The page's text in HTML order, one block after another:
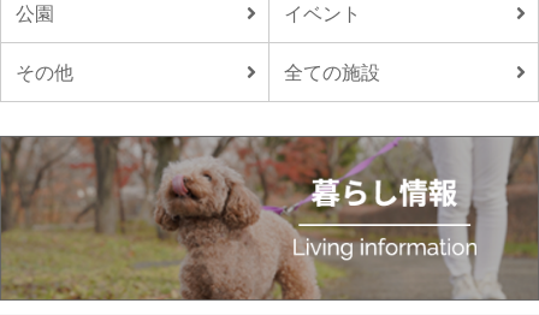
公園 イベント
その他 全ての施設